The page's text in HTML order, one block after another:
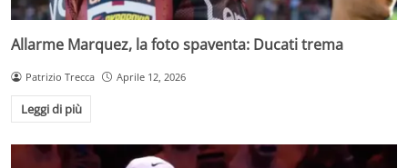
Allarme Marquez, la foto spaventa: Ducati trema
Patrizio Trecca Aprile 12, 2026
Leggi di più